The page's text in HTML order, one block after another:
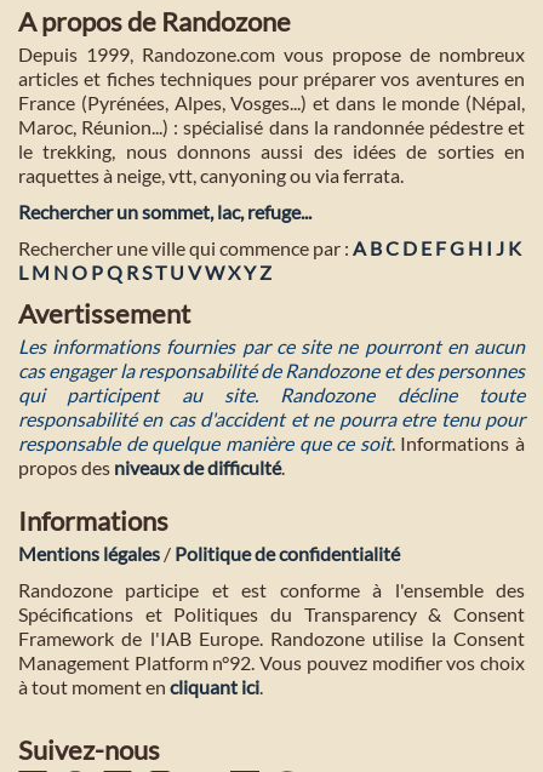
A propos de Randozone
Depuis 1999, Randozone.com vous propose de nombreux
articles et fiches techniques pour préparer vos aventures en
France (Pyrénées, Alpes, Vosges...) et dans le monde (Népal,
Maroc, Réunion...) : spécialisé dans la randonnée pédestre et
le trekking, nous donnons aussi des idées de sorties en
raquettes à neige, vtt, canyoning ou via ferrata.
Rechercher un sommet, lac, refuge...
Rechercher une ville qui commence par : A BC D E FG H I J K
L M NO PQ RST U VWXYZ
Avertissement
Les informations fournies par ce site ne pourront en aucun
cas engager la responsabilité de Randozone et des personnes
qui participent au site. Randozone décline toute
responsabilité en cas d'accident et ne pourra etre tenu pour
responsable de quelque manière que ce soit. Informations à
propos des niveaux de difficulté.
Informations
Mentions légales / Politique de confidentialité
Randozone participe et est conforme à l'ensemble des
Spécifications et Politiques du Transparency & Consent
Framework de l'IAB Europe. Randozone utilise la Consent
Management Platform n°92. Vous pouvez modifier vos choix
à tout moment en cliquant ici.
Suivez-nous